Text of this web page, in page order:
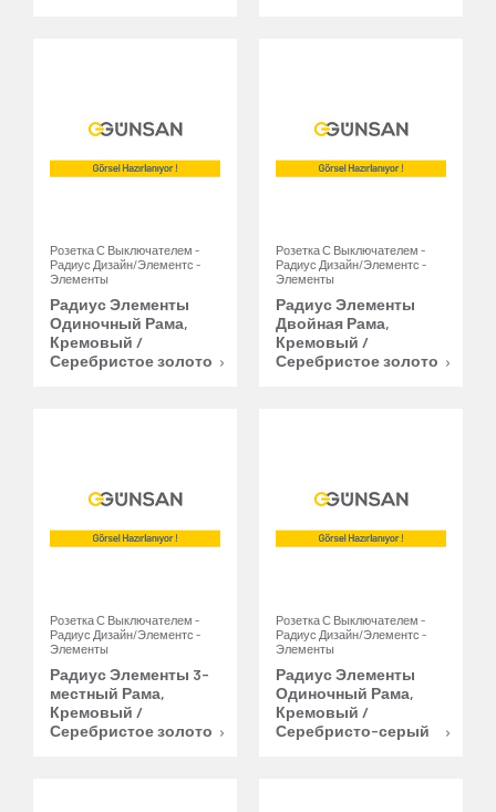
Розетка С Выключателем -
Радиус Дизайн/Элементс -
Элементы
Радиус Элементы
Одиночный Рама,
Кремовый /
Серебристое золото
Розетка С Выключателем -
Радиус Дизайн/Элементс -
Элементы
Радиус Элементы
Двойная Рама,
Кремовый /
Серебристое золото
Розетка С Выключателем -
Радиус Дизайн/Элементс -
Элементы
Радиус Элементы 3-
местный Рама,
Кремовый /
Серебристое золото
Розетка С Выключателем -
Радиус Дизайн/Элементс -
Элементы
Радиус Элементы
Одиночный Рама,
Кремовый /
Серебристо-серый